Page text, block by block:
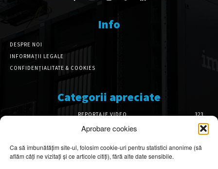
Aprobare cookies
Ca să îmbunătățim site-ul, folosim cookie-uri pentru statistici anonime (să
aflăm câți ne vizitați și ce articole citiți), fără alte date sensibile.
Info
DESPRE NOI
INFORMAȚII LEGALE
CONFIDENȚIALITATE & COOKIES
Categorii apreciate
REPORTAJE VIDEO
323
AMENAJĂRI INTERIOARE
126
DESIGN INTERIOR
64
ARHITECTURĂ & DESIGN